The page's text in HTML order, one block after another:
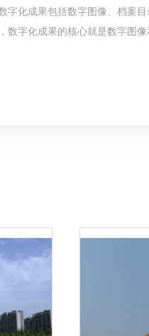
字化成果包括数字图像、档案
字化成果的核心就是数字图